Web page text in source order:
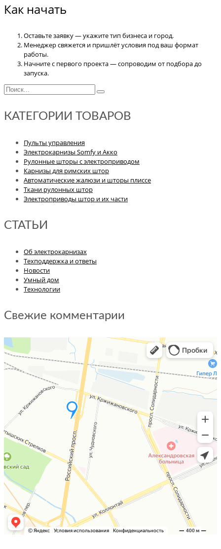
Как начать
Оставьте заявку — укажите тип бизнеса и город.
Менеджер свяжется и пришлёт условия под ваш формат
работы.
Начните с первого проекта — сопроводим от подбора до
запуска.
КАТЕГОРИИ ТОВАРОВ
Пульты управления
Электрокарнизы Somfy и Акко
Рулонные шторы с электроприводом
Карнизы для римских штор
Автоматические жалюзи и шторы плиссе
Ткани рулонных штор
Электроприводы штор и их части
СТАТЬИ
Об электрокарнизах
Техподдержка и ответы
Новости
Умный дом
Технологии
Свежие комментарии